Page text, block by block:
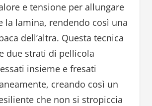
e tensione per allungare
la lamina, rendendo così una
dell’altra. Questa tecnica
due strati di pellicola
insieme e fresati
creando così un
che non si stropiccia